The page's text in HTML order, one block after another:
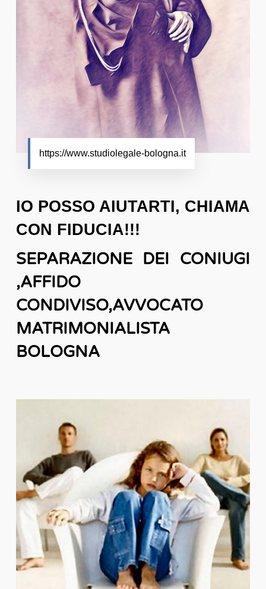
https://www.studiolegale-bologna.it
IO POSSO AIUTARTI, CHIAMA
CON FIDUCIA!!!
SEPARAZIONE DEI CONIUGI
,AFFIDO
CONDIVISO,AVVOCATO
MATRIMONIALISTA
BOLOGNA